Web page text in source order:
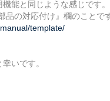
能と同じような感じです。
品の対応付け』欄のことで
template/
いです。